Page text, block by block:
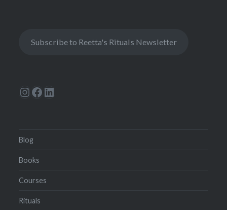
Subscribe to Reetta's Rituals Newsletter
Instagram
Facebook
LinkedIn
Blog
Books
Courses
Rituals